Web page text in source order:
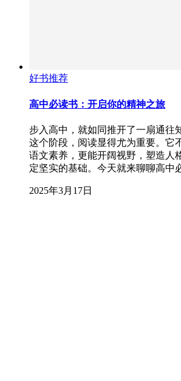
好书推荐
高中必读书：开启你的精神之旅
步入高中，就如同推开了一扇通往
这个阶段，阅读显得尤为重要。它
语文素养，更能开阔视野，塑造人
定坚实的基础。今天就来聊聊高中
2025年3月17日